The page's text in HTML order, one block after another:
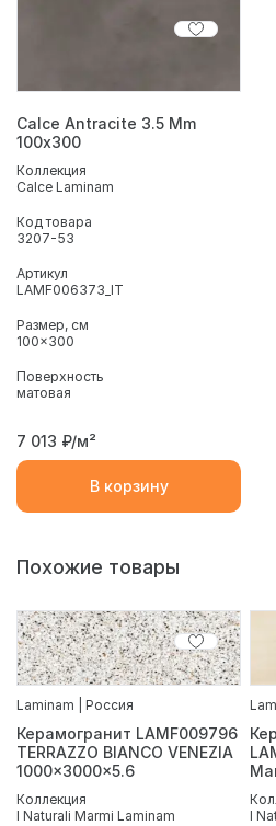
Calce Antracite 3.5 Mm
100х300
Коллекция
Calce Laminam
Код товара
3207-53
Артикул
LAMF006373_IT
Размер, см
100x300
Поверхность
матовая
7 013 ₽/м²
В корзину
Похожие товары
Laminam | Россия
Керамогранит LAMF009796
TERRAZZO BIANCO VENEZIA
1000x3000x5.6
Коллекция
I Naturali Marmi Laminam
I